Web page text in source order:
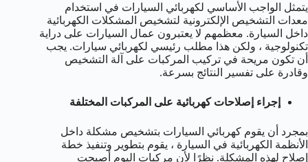
يتمثل الواجب الأساسي لكهربائي السيارات في استخدام
معدات التشخيص الإلكترونية لتشخيص المشكلات الكهربائية
داخل السيارة. معظمهم لا يعتبرون عمال السيارات على دراية
تكنولوجية ، ولكن هذا مطلب رئيسي لكهربائي سيارات. يجب
أن تكون مريحة في تركيب المركبات على آلة التشخيص
وقادرة على تفسير النتائج بسرعة.
إجراء إصلاحات كهربائية على المركبات المختلفة
بمجرد أن يقوم كهربائي السيارات بتشخيص مشكلة داخل
الأنظمة الكهربائية في السيارة ، يقوم بتطوير وتنفيذ خطة
إصلاح لهذه المشكلة. نظرًا لأن مركبات اليوم أصبحت